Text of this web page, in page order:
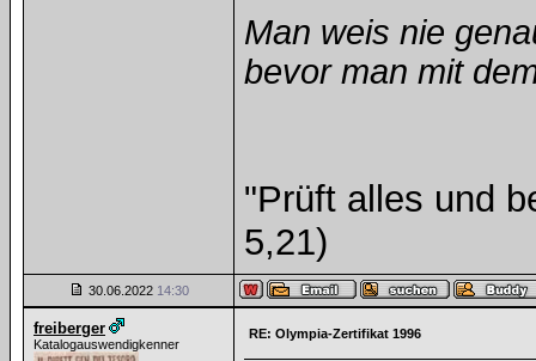
Man weis nie
bevor man mit
"Prüft alles und
5,21)
30.06.2022 14:30
freiberger
Katalogauswendigkenner
RE: Olympia-Zertifikat 1996